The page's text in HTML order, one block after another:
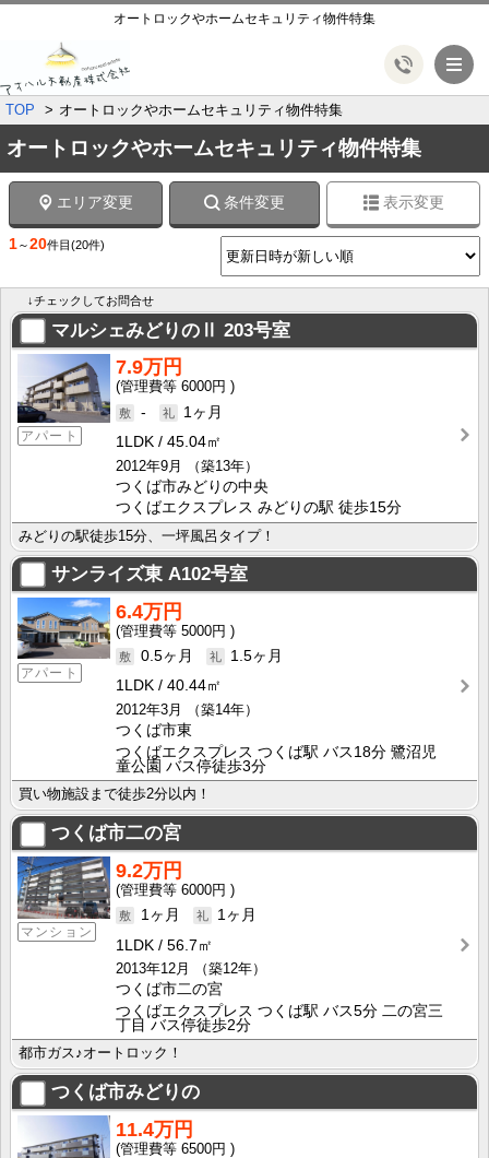
オートロックやホームセキュリティ物件特集
TOP オートロックやホームセキュリティ物件特集
オートロックやホームセキュリティ物件特集
エリア変更 条件変更 表示変更
1～20件目 (20件)
↓チェックしてお問合せ
マルシェみどりのⅡ 203号室
アパート
7.9万円
6000円
-
1ヶ月
1LDK
45.04㎡
2012年9月
（築13年）
つくば市みどりの中央
つくばエクスプレス みどりの駅 徒歩15分
みどりの駅徒歩15分、一坪風呂タイプ！
サンライズ東 A102号室
アパート
6.4万円
5000円
0.5ヶ月
1.5ヶ月
1LDK
40.44㎡
2012年3月
（築14年）
つくば市東
つくばエクスプレス つくば駅 バス18分 鷺沼児
童公園 バス停徒歩3分
買い物施設まで徒歩2分以内！
つくば市二の宮
マンション
9.2万円
6000円
1ヶ月
1ヶ月
1LDK
56.7㎡
2013年12月
（築12年）
つくば市二の宮
つくばエクスプレス つくば駅 バス5分 二の宮三
丁目 バス停徒歩2分
都市ガス♪オートロック！
つくば市みどりの
11.4万円
6500円